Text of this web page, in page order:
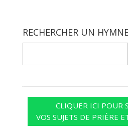
RECHERCHER UN
CLIQUER ICI POUR
VOS SUJETS DE PRIÈRE